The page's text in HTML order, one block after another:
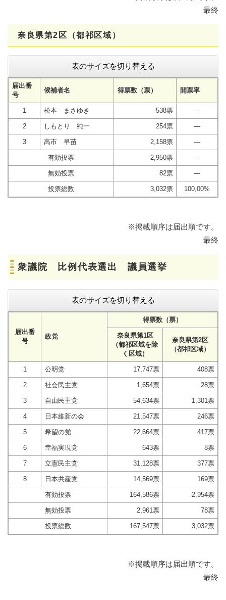
最終
奈良県第2区（都祁区域）
表のサイズを切り替える
届出番
号
候補者名 得票数（票） 開票率
1 松本 まさゆき 538票 ―
2 しもとり 純一 254票 ―
3 高市 早苗 2,158票 ―
有効投票 2,950票 ―
無効投票 82票 ―
投票総数 3,032票 100,00%
※掲載順序は届出順です。
最終
衆議院 比例代表選出 議員選挙
表のサイズを切り替える
届出番
号
政党
得票数（票）
奈良県第1区
（都祁区域を除
く区域）
奈良県第2区
（都祁区域）
1 公明党 17,747票 408票
2 社会民主党 1,654票 28票
3 自由民主党 54,634票 1,301票
4 日本維新の会 21,547票 246票
5 希望の党 22,664票 417票
6 幸福実現党 643票 8票
7 立憲民主党 31,128票 377票
8 日本共産党 14,569票 169票
有効投票 164,586票 2,954票
無効投票 2,961票 78票
投票総数 167,547票 3,032票
※掲載順序は届出順です。
最終